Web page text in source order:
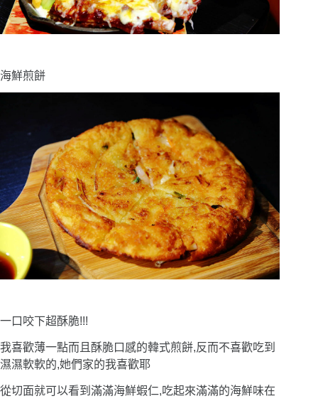
海鮮煎餅
一口咬下超酥脆!!!
我喜歡薄一點而且酥脆口感的韓式煎餅,反而不喜歡吃到
濕濕軟軟的,她們家的我喜歡耶
從切面就可以看到滿滿海鮮蝦仁,吃起來滿滿的海鮮味在